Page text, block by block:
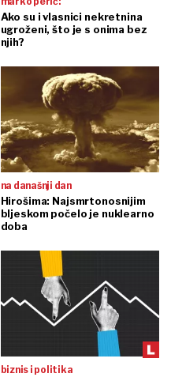
Ako su i vlasnici nekretnina
ugroženi, što je s onima bez
njih?
na današnji dan
Hirošima: Najsmrtonosnijim
bljeskom počelo je nuklearno
doba
biznis i politika